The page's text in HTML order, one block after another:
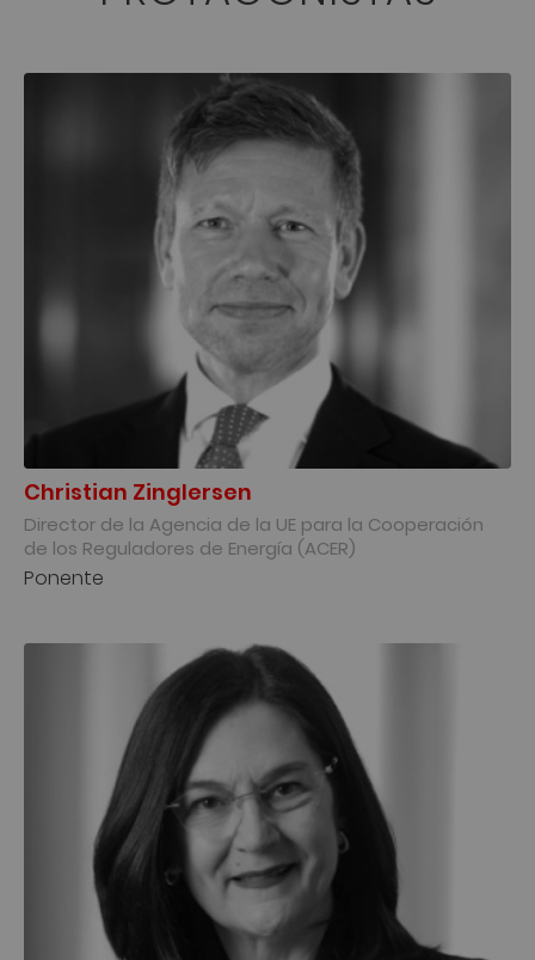
Christian Zinglersen
Director de la Agencia de la UE para la Cooperación
de los Reguladores de Energía (ACER)
Ponente